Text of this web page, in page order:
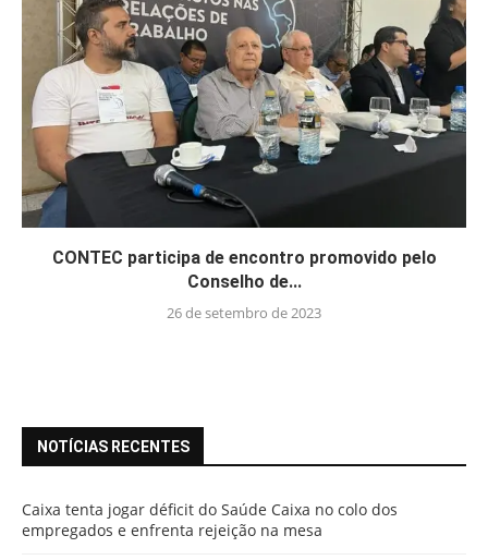
CONTEC participa de encontro promovido pelo
Conselho de...
26 de setembro de 2023
NOTÍCIAS RECENTES
Caixa tenta jogar déficit do Saúde Caixa no colo dos
empregados e enfrenta rejeição na mesa